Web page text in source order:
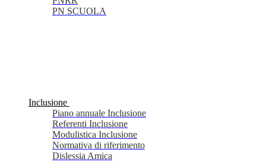
PN SCUOLA
Inclusione
Piano annuale Inclusione
Referenti Inclusione
Modulistica Inclusione
Normativa di riferimento
Dislessia Amica